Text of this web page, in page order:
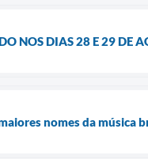
NOS DIAS 28 E 29 DE
nomes da música